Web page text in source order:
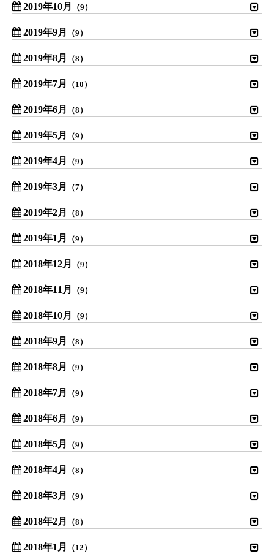
2019年10月 （9）
2019年9月 （9）
2019年8月 （8）
2019年7月 （10）
2019年6月 （8）
2019年5月 （9）
2019年4月 （9）
2019年3月 （7）
2019年2月 （8）
2019年1月 （9）
2018年12月 （9）
2018年11月 （9）
2018年10月 （9）
2018年9月 （8）
2018年8月 （9）
2018年7月 （9）
2018年6月 （9）
2018年5月 （9）
2018年4月 （8）
2018年3月 （9）
2018年2月 （8）
2018年1月 （12）